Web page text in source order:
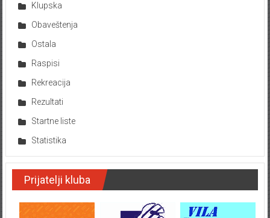
Klupska
Obaveštenja
Ostala
Raspisi
Rekreacija
Rezultati
Startne liste
Statistika
Prijatelji kluba